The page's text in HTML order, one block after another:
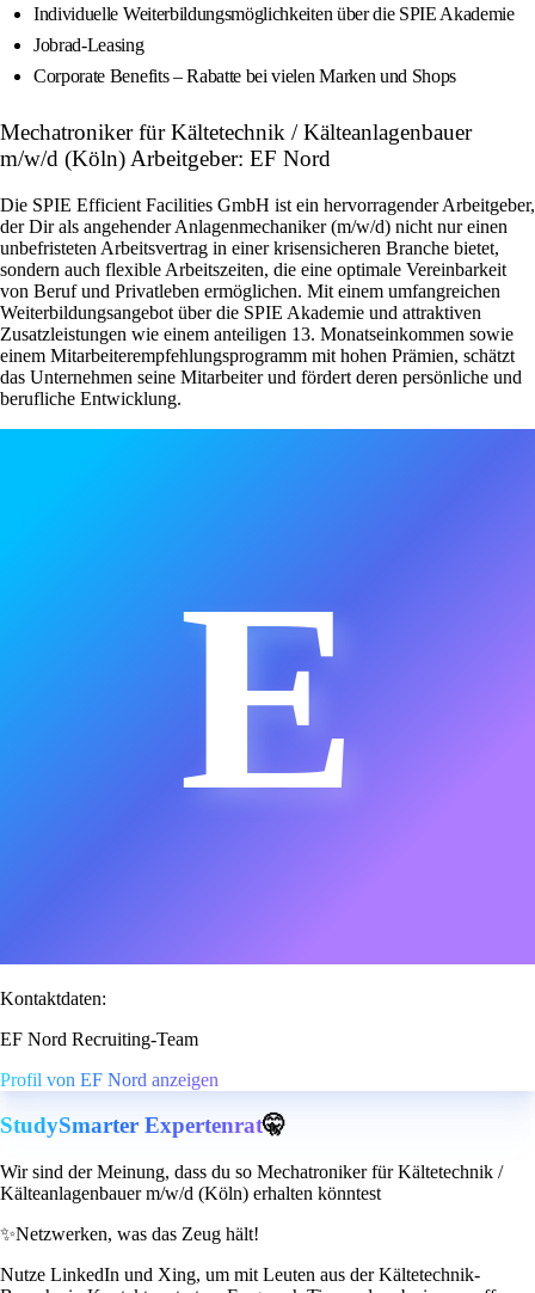
Individuelle Weiterbildungsmöglichkeiten über die SPIE Akademie
Jobrad-Leasing
Corporate Benefits – Rabatte bei vielen Marken und Shops
Mechatroniker für Kältetechnik / Kälteanlagenbauer
m/w/d (Köln) Arbeitgeber: EF Nord
Die SPIE Efficient Facilities GmbH ist ein hervorragender Arbeitgeber,
der Dir als angehender Anlagenmechaniker (m/w/d) nicht nur einen
unbefristeten Arbeitsvertrag in einer krisensicheren Branche bietet,
sondern auch flexible Arbeitszeiten, die eine optimale Vereinbarkeit
von Beruf und Privatleben ermöglichen. Mit einem umfangreichen
Weiterbildungsangebot über die SPIE Akademie und attraktiven
Zusatzleistungen wie einem anteiligen 13. Monatseinkommen sowie
einem Mitarbeiterempfehlungsprogramm mit hohen Prämien, schätzt
das Unternehmen seine Mitarbeiter und fördert deren persönliche und
berufliche Entwicklung.
E
Kontaktdaten:
EF Nord Recruiting-Team
Profil von EF Nord anzeigen
StudySmarter Expertenrat🤫
Wir sind der Meinung, dass du so Mechatroniker für Kältetechnik /
Kälteanlagenbauer m/w/d (Köln) erhalten könntest
✨Netzwerken, was das Zeug hält!
Nutze LinkedIn und Xing, um mit Leuten aus der Kältetechnik-